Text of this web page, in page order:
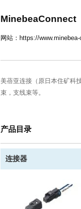
MinebeaConnect
网站： https://
美蓓亚连接（原日本住矿科
束，支线束等。
产品目录
连接器